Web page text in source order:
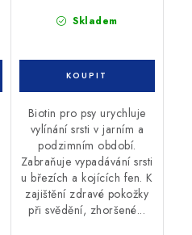
Skladem
Biotin pro psy urychluje
vylínání srsti v jarním a
podzimním období.
Zabraňuje vypadávání srsti
u březích a kojících fen. K
zajištění zdravé pokožky
při svědění, zhoršené...